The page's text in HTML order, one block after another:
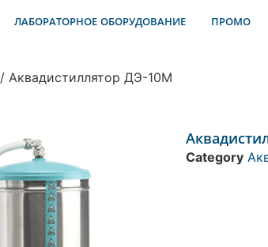
ЛАБОРАТОРНОЕ ОБОРУДОВАНИЕ ПРОМО
/ Аквадистиллятор ДЭ-10М
Category